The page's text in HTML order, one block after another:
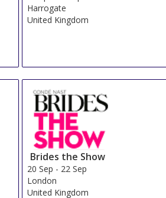
Harrogate
United Kingdom
Brides the Show
20 Sep - 22 Sep
London
United Kingdom